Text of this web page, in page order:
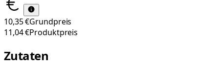
10,35 €Grundpreis
11,04 €Produktpreis
Zutaten